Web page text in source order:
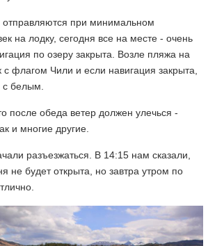
отправляются при минимальном
на лодку, сегодня все на месте - очень
по озеру закрыта. Возле пляжа на
флагом Чили и если навигация закрыта,
белым.
после обеда ветер должен улечься -
и многие другие.
разъезжаться. В 14:15 нам сказали,
не будет открыта, но завтра утром по